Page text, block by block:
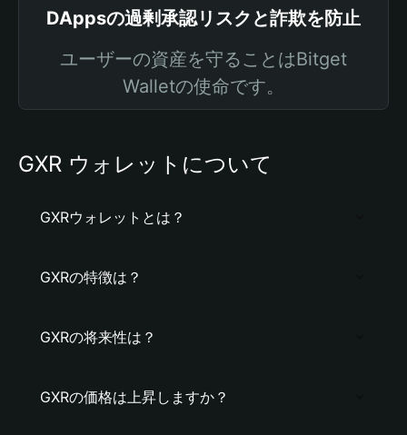
DAppsの過剰承認リスクと詐欺を防止
ユーザーの資産を守ることはBitget
Walletの使命です。
GXR ウォレットについて
GXRウォレットとは？
GXRの特徴は？
GXRの将来性は？
GXRの価格は上昇しますか？